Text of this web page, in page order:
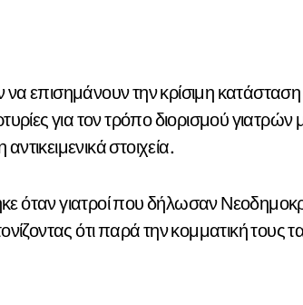
επισημάνουν την κρίσιμη κατάσταση
για τον τρόπο διορισμού γιατρών
στοιχεία.
όταν γιατροί που δήλωσαν
ότι παρά την κομματική τους